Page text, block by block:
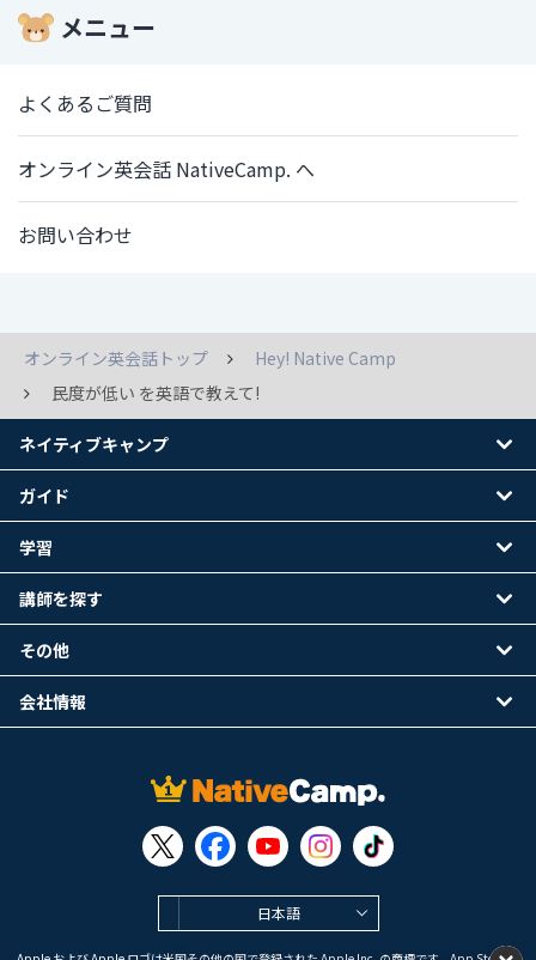
メニュー
よくあるご質問
オンライン英会話 NativeCamp. へ
お問い合わせ
オンライン英会話トップ
Hey! Native Camp
民度が低い を英語で教えて!
日本語
ネイティブキャンプ
ガイド
学習
講師を探す
その他
会社情報